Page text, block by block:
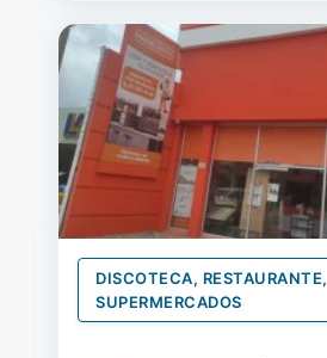
DISCOTECA, RESTAURANTE,
SUPERMERCADOS